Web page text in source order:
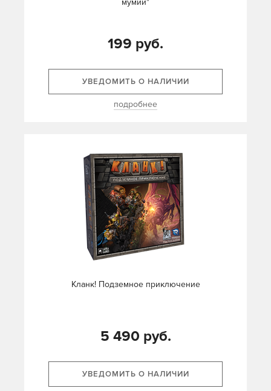
мумии"
199 руб.
УВЕДОМИТЬ О НАЛИЧИИ
подробнее
Кланк! Подземное приключение
5 490 руб.
УВЕДОМИТЬ О НАЛИЧИИ